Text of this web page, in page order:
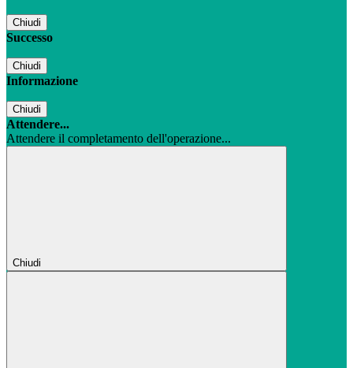
Chiudi
Successo
Chiudi
Informazione
Chiudi
Attendere...
Attendere il completamento dell'operazione...
Chiudi